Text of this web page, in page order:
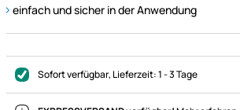
einfach und sicher in der Anwendung
Sofort verfügbar, Lieferzeit:1 - 3 Tage